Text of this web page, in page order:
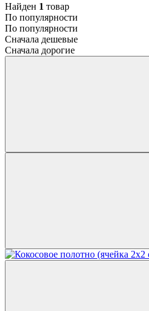
Найден 1 товар
По популярности
По популярности
Сначала дешевые
Сначала дорогие